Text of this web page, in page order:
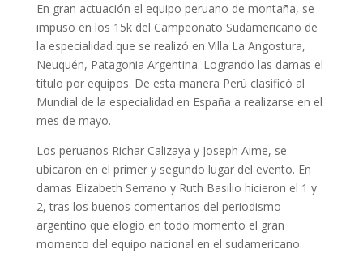
En gran actuación el equipo peruano de montaña, se
impuso en los 15k del Campeonato Sudamericano de
la especialidad que se realizó en Villa La Angostura,
Neuquén, Patagonia Argentina. Logrando las damas el
título por equipos. De esta manera Perú clasificó al
Mundial de la especialidad en España a realizarse en el
mes de mayo.
Los peruanos Richar Calizaya y Joseph Aime, se
ubicaron en el primer y segundo lugar del evento. En
damas Elizabeth Serrano y Ruth Basilio hicieron el 1 y
2, tras los buenos comentarios del periodismo
argentino que elogio en todo momento el gran
momento del equipo nacional en el sudamericano.